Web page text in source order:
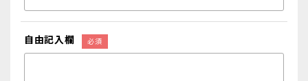
自由記入欄